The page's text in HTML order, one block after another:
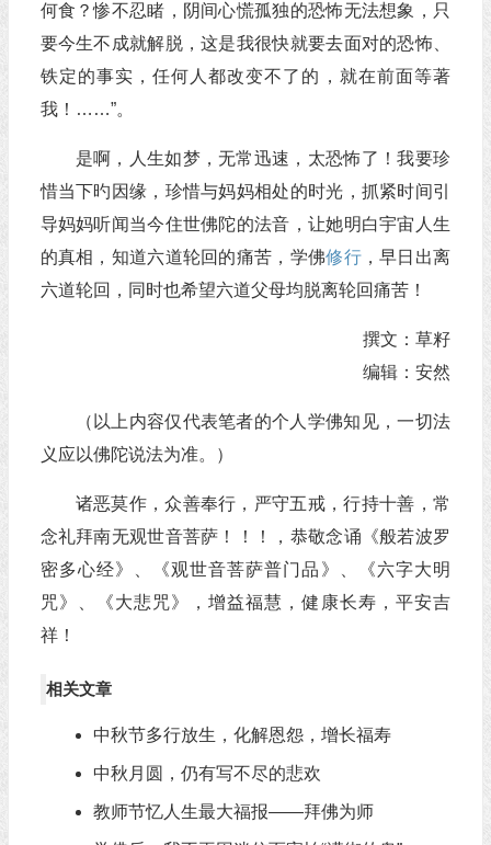
何食？惨不忍睹，阴间心慌孤独的恐怖无法想象，只
要今生不成就解脱，这是我很快就要去面对的恐怖、
铁定的事实，任何人都改变不了的，就在前面等著
我！……”。
是啊，人生如梦，无常迅速，太恐怖了！我要珍
惜当下旳因缘，珍惜与妈妈相处的时光，抓紧时间引
导妈妈听闻当今住世佛陀的法音，让她明白宇宙人生
的真相，知道六道轮回的痛苦，学佛修行，早日出离
六道轮回，同时也希望六道父母均脱离轮回痛苦！
撰文：草籽
编辑：安然
（以上内容仅代表笔者的个人学佛知见，一切法
义应以佛陀说法为准。）
诸恶莫作，众善奉行，严守五戒，行持十善，常
念礼拜南无观世音菩萨！！！，恭敬念诵《般若波罗
密多心经》、《观世音菩萨普门品》、《六字大明
咒》、《大悲咒》，增益福慧，健康长寿，平安吉
祥！
相关文章
中秋节多行放生，化解恩怨，增长福寿
中秋月圆，仍有写不尽的悲欢
教师节忆人生最大福报——拜佛为师